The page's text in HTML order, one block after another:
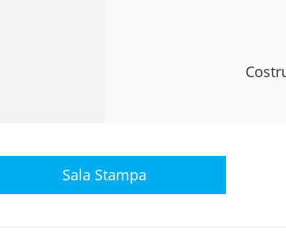
Sala Stampa